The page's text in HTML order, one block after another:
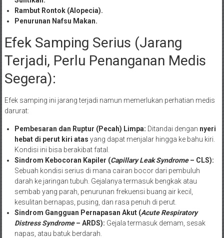
Rambut Rontok (Alopecia).
Penurunan Nafsu Makan.
Efek Samping Serius (Jarang
Terjadi, Perlu Penanganan Medis
Segera):
Efek samping ini jarang terjadi namun memerlukan perhatian medis
darurat:
Pembesaran dan Ruptur (Pecah) Limpa: Ditandai dengan nyeri
hebat di perut kiri atas yang dapat menjalar hingga ke bahu kiri.
Kondisi ini bisa berakibat fatal.
Sindrom Kebocoran Kapiler (Capillary Leak Syndrome– CLS):
Sebuah kondisi serius di mana cairan bocor dari pembuluh
darah ke jaringan tubuh. Gejalanya termasuk bengkak atau
sembab yang parah, penurunan frekuensi buang air kecil,
kesulitan bernapas, pusing, dan rasa penuh di perut.
Sindrom Gangguan Pernapasan Akut (Acute Respiratory
Distress Syndrome– ARDS): Gejala termasuk demam, sesak
napas, atau batuk berdarah.